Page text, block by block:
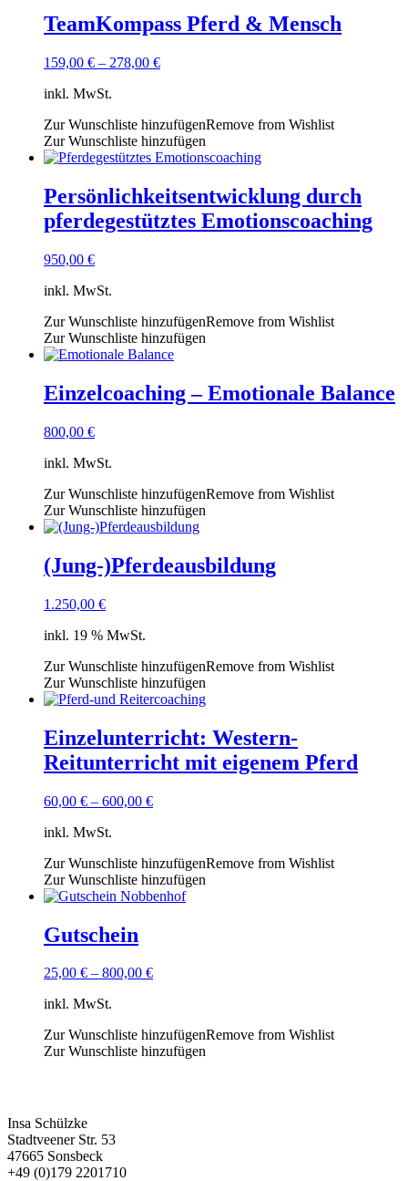
TeamKompass Pferd & Mensch
159,00 € – 278,00 €
inkl. MwSt.
Zur Wunschliste hinzufügenRemove from Wishlist
Zur Wunschliste hinzufügen
Persönlichkeitsentwicklung durch
pferdegestütztes Emotionscoaching
950,00 €
inkl. MwSt.
Zur Wunschliste hinzufügenRemove from Wishlist
Zur Wunschliste hinzufügen
Einzelcoaching – Emotionale Balance
800,00 €
inkl. MwSt.
Zur Wunschliste hinzufügenRemove from Wishlist
Zur Wunschliste hinzufügen
(Jung-)Pferdeausbildung
1.250,00 €
inkl. 19 % MwSt.
Zur Wunschliste hinzufügenRemove from Wishlist
Zur Wunschliste hinzufügen
Einzelunterricht: Western-
Reitunterricht mit eigenem Pferd
60,00 € – 600,00 €
inkl. MwSt.
Zur Wunschliste hinzufügenRemove from Wishlist
Zur Wunschliste hinzufügen
Gutschein
25,00 € – 800,00 €
inkl. MwSt.
Zur Wunschliste hinzufügenRemove from Wishlist
Zur Wunschliste hinzufügen
Insa Schülzke
Stadtveener Str. 53
47665 Sonsbeck
+49 (0)179 2201710